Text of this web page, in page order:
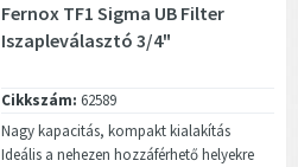
Fernox TF1 Sigma UB Filter
Iszapleválasztó 3/4"
Cikkszám: 62589
Nagy kapacitás, kompakt kialakítás
Ideális a nehezen hozzáférhető helyekre